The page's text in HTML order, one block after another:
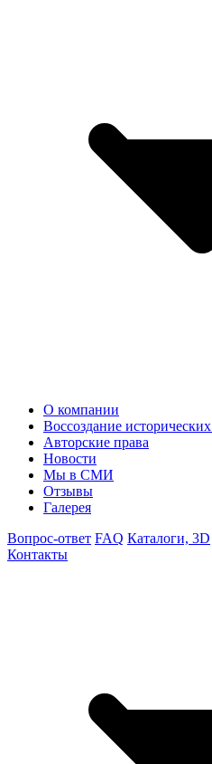
О компании
Воссоздание
Авторские права
Новости
Мы в СМИ
Отзывы
Галерея
Вопрос-ответ FAQ Каталоги, 3D
Контакты